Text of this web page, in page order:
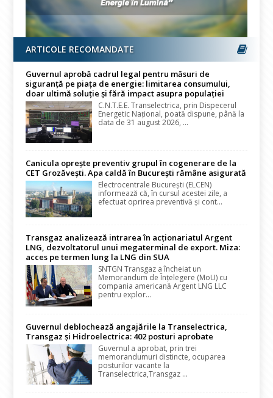
ARTICOLE RECOMANDATE
Guvernul aprobă cadrul legal pentru măsuri de
siguranță pe piața de energie: limitarea consumului,
doar ultimă soluție și fără impact asupra populației
C.N.T.E.E. Transelectrica, prin Dispecerul
Energetic Național, poată dispune, până la
data de 31 august 2026, ...
Canicula oprește preventiv grupul în cogenerare de la
CET Grozăvești. Apa caldă în București rămâne asigurată
Electrocentrale București (ELCEN)
informează că, în cursul acestei zile, a
efectuat oprirea preventivă și cont...
Transgaz analizează intrarea în acționariatul Argent
LNG, dezvoltatorul unui megaterminal de export. Miza:
acces pe termen lung la LNG din SUA
SNTGN Transgaz a încheiat un
Memorandum de Înțelegere (MoU) cu
compania americană Argent LNG LLC
pentru explor...
Guvernul deblochează angajările la Transelectrica,
Transgaz și Hidroelectrica: 402 posturi aprobate
Guvernul a aprobat, prin trei
memorandumuri distincte, ocuparea
posturilor vacante la
Transelectrica,Transgaz ...